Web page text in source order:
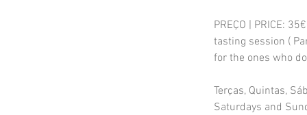
PREÇO | PRICE:
tasting session (
for the ones who
Terças, Quintas,
Saturdays and